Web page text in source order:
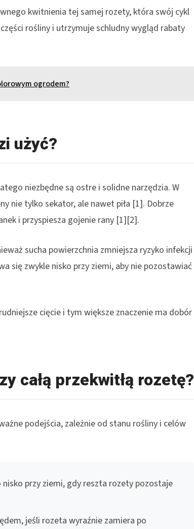
kwitnienia tej samej rozety, która swój cykl
rośliny i utrzymuje schludny wygląd rabaty
ogrodem?
użyć?
niezbędne są ostre i solidne narzędzia. W
nie tylko sekator, ale nawet piła [1]. Dobrze
i przyspiesza gojenie rany [1][2].
sucha powierzchnia zmniejsza ryzyko infekcji
się zwykle nisko przy ziemi, aby nie pozostawiać
cięcie i tym większe znaczenie ma dobór
całą przekwitłą rozetę?
podejścia, zależnie od stanu rośliny i celów
przy ziemi, gdy reszta rozety pozostaje
jeśli rozeta wyraźnie zamiera po